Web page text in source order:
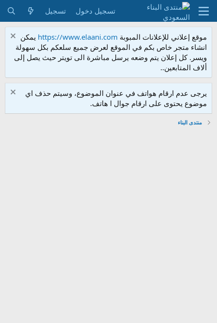
تسجيل دخول تسجيل
موقع إعلاني للإعلانات المبوبة https://www.elaani.com يمكن
انشاء متجر خاص بكم في الموقع لعرض جميع سلعكم بكل سهولة
ويسر. كل إعلان يتم وضعه يرسل مباشرة الى تويتر حيث يصل إلى
ألاف المتابعين..
يرجى عدم ارقام هواتف في عنوان الموضوع، وسيتم حذف اي
موضوع يحتوى على ارقام جوال ا هاتف.
منتدى البناء